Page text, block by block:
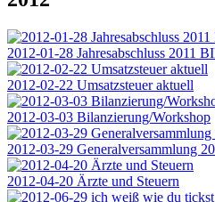
2012-01-28 Jahresabschluss 2011
2012-02-22 Umsatzsteuer aktuell
2012-03-03 Bilanzierung/Workshop
2012-03-29 Generalversammlung
2012-04-20 Ärzte und Steuern